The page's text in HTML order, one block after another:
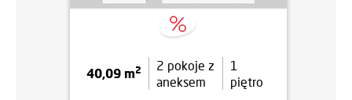
40,09 m2
2 pokoje z
aneksem
1
piętro